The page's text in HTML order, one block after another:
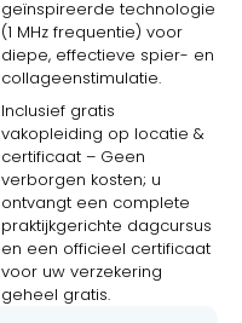
geïnspireerde technologie
(1 MHz frequentie) voor
diepe, effectieve spier- en
collageenstimulatie.
Inclusief gratis
vakopleiding op locatie &
certificaat – Geen
verborgen kosten; u
ontvangt een complete
praktijkgerichte dagcursus
en een officieel certificaat
voor uw verzekering
geheel gratis.